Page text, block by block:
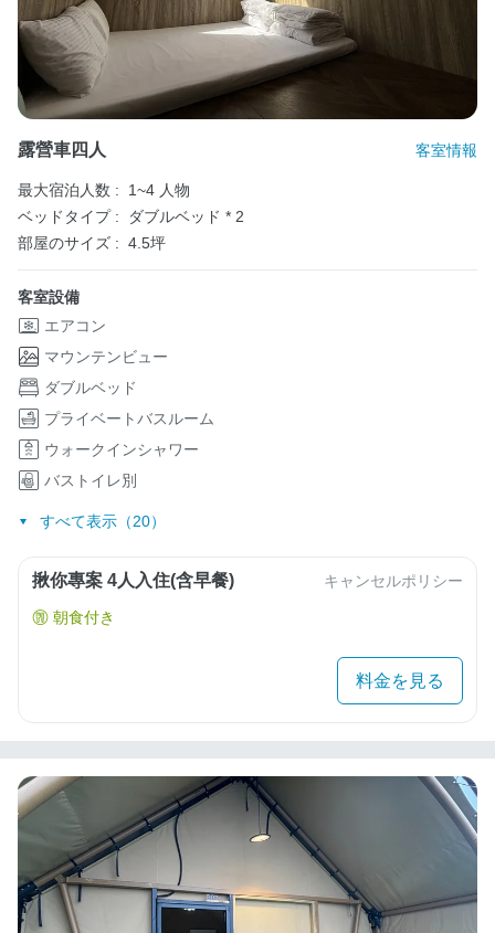
露營車四人 客室情報
最大宿泊人数 :
1~4 人物
ベッドタイプ :
ダブルベッド * 2
部屋のサイズ : 4.5坪
客室設備
エアコン
マウンテンビュー
ダブルベッド
プライベートバスルーム
ウォークインシャワー
バストイレ別
すべて表示（20）
揪你專案 4人入住(含早餐) キャンセルポリシー
朝食付き
料金を見る